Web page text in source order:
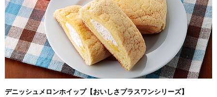
デニッシュメロンホイップ【おいしさプラスワンシリーズ】